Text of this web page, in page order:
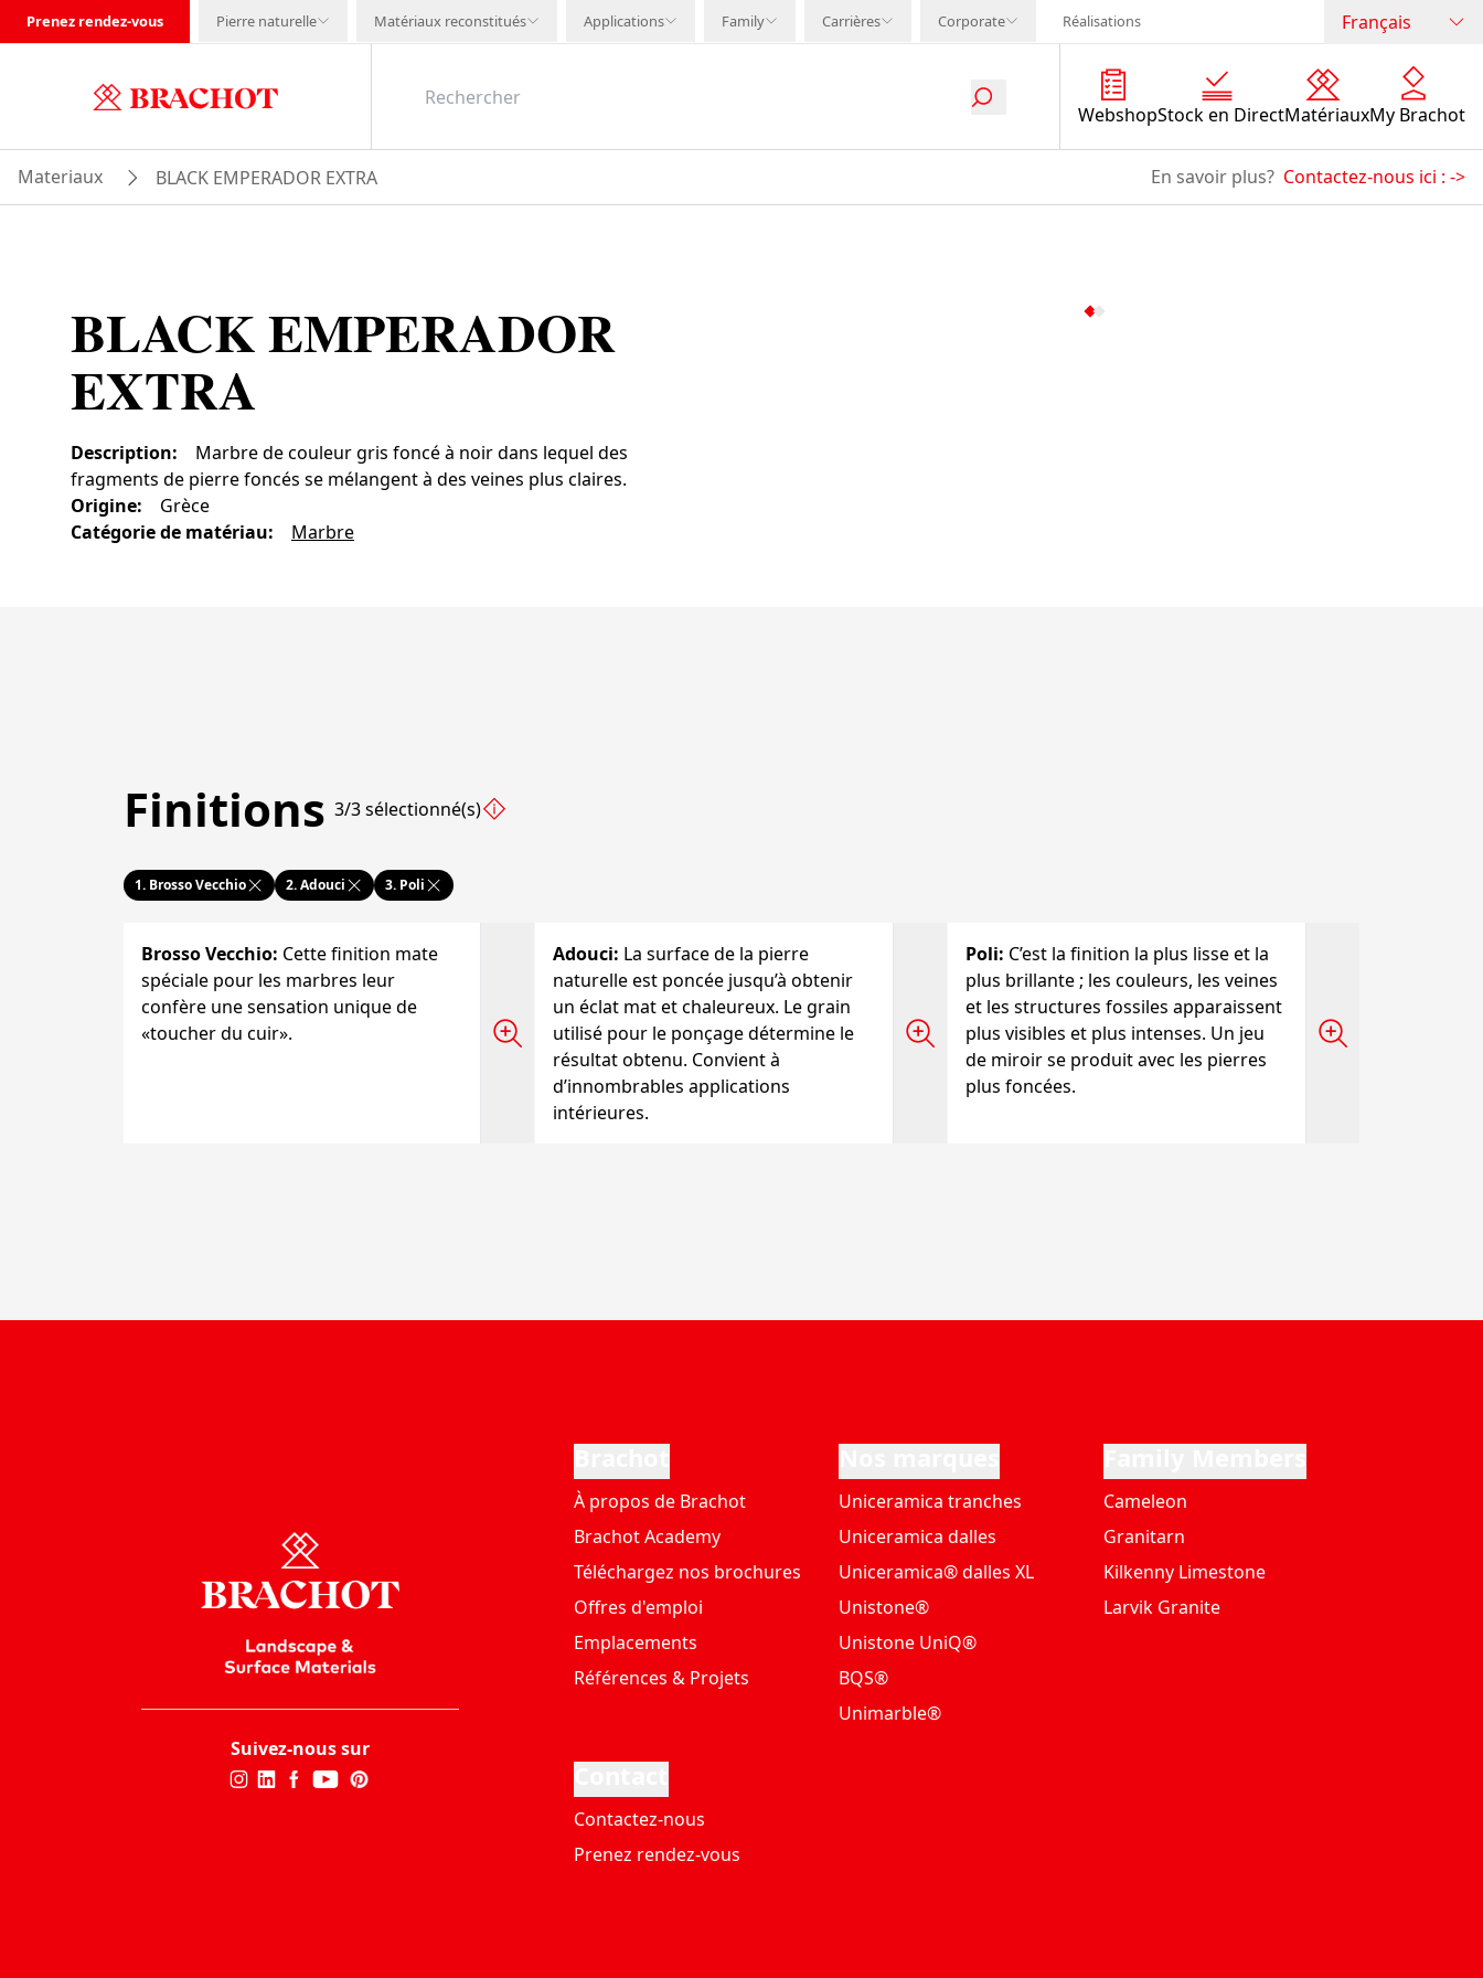
Prenez rendez-vous Pierre naturelle Matériaux reconstitués Applications Family Carrières Corporate Réalisations Français
WebshopStock en DirectMatériauxMy Brachot
Materiaux BLACK EMPERADOR EXTRA En savoir plus? Contactez-nous ici : ->
BLACK EMPERADOR
EXTRA
Description:
Marbre de couleur gris foncé à noir dans lequel des
fragments de pierre foncés se mélangent à des veines plus claires.
Origine:
Grèce
Catégorie de matériau: Marbre
Finitions 3/3 sélectionné(s)
1. Brosso Vecchio 2.Adouci 3. Poli
Brosso Vecchio: Cette finition mate
spéciale pour les marbres leur
confère une sensation unique de
«toucher du cuir».
Adouci: La surface de la pierre
naturelle est poncée jusqu’à obtenir
un éclat mat et chaleureux. Le grain
utilisé pour le ponçage détermine le
résultat obtenu. Convient à
d’innombrables applications
intérieures.
Poli: C’est la finition la plus lisse et la
plus brillante ; les couleurs, les veines
et les structures fossiles apparaissent
plus visibles et plus intenses. Un jeu
de miroir se produit avec les pierres
plus foncées.
Suivez-nous sur
À propos de Brachot
Brachot Academy
Téléchargez nos brochures
Offres d'emploi
Emplacements
Références & Projets
Uniceramica tranches
Uniceramica dalles
Uniceramica® dalles XL
Unistone®
Unistone UniQ®
BQS®
Unimarble®
Cameleon
Granitarn
Kilkenny Limestone
Larvik Granite
Contactez-nous
Prenez rendez-vous